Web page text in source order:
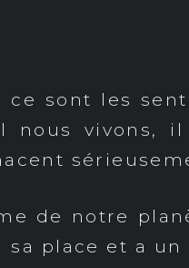
ce sont les
nous vivons,
de notre
sa place et a